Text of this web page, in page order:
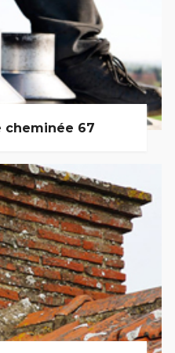
cheminée 67